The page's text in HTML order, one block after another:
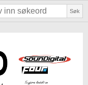
Søk